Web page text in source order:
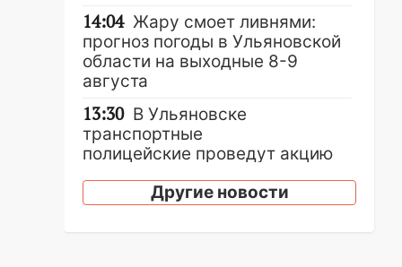
14:04 Жару смоет ливнями:
прогноз погоды в Ульяновской
области на выходные 8-9
августа
13:30 В Ульяновске
транспортные
полицейские проведут акцию
13:20 В Ульяновске за один
Другие новости